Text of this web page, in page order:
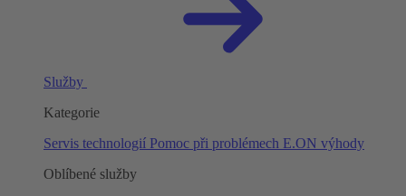
Služby
Kategorie
Servis technologií Pomoc při problémech E.ON výhody
Oblíbené služby